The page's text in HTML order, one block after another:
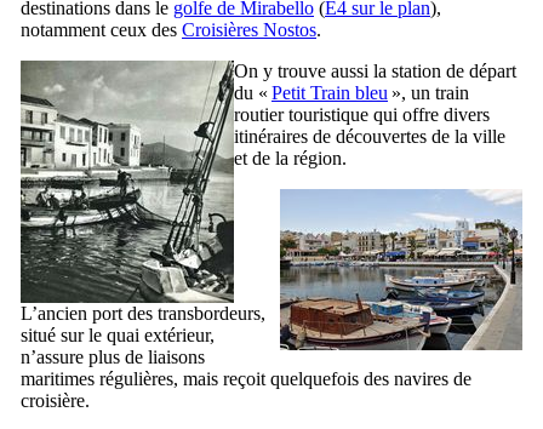
destinations dans le golfe de Mirabello (E4 sur le plan),
notamment ceux des Croisières Nostos.
On y trouve aussi la station de départ
du « Petit Train bleu », un train
routier touristique qui offre divers
itinéraires de découvertes de la ville
et de la région.
L’ancien port des transbordeurs,
situé sur le quai extérieur,
n’assure plus de liaisons
maritimes régulières, mais reçoit quelquefois des navires de
croisière.